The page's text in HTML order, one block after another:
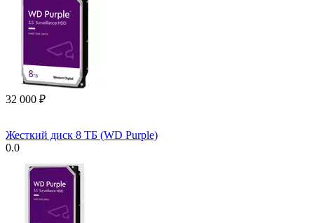
32 000 ₽
Жесткий диск 8 ТБ (WD Purple)
0.0